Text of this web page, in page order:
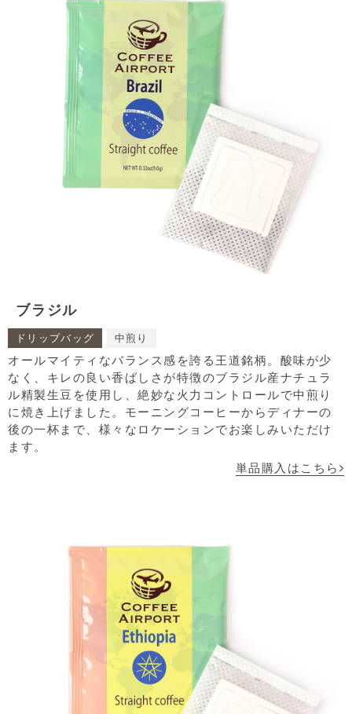
ブラジル
ドリップバッグ 中煎り
オールマイティなバランス感を誇る王道銘柄。酸味が少
なく、キレの良い香ばしさが特徴のブラジル産ナチュラ
ル精製生豆を使用し、絶妙な火力コントロールで中煎り
に焼き上げました。モーニングコーヒーからディナーの
後の一杯まで、様々なロケーションでお楽しみいただけ
ます。
単品購入はこちら